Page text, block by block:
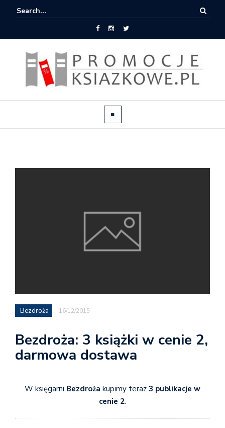
Bezdroża 16/12/2015
Bezdroża: 3 książki w cenie 2,
darmowa dostawa
W księgarni Bezdroża kupimy teraz 3 publikacje w
cenie 2.